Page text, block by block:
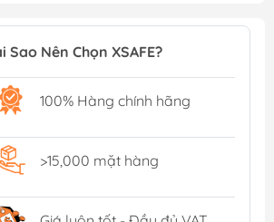
Sao Nên Chọn XSAFE?
100% Hàng chính hãng
>15,000 mặt hàng